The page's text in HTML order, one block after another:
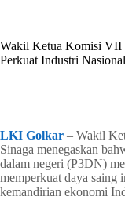
Wakil Ketua Komisi VII
Perkuat Industri
LKI Golkar – Wakil
Sinaga menegaskan
dalam negeri (P3DN)
memperkuat daya saing
kemandirian ekonomi